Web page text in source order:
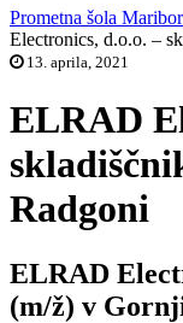
Prometna šola Maribor
Electronics, d.o.o. –
13. aprila, 2021
ELRAD
Radgoni
ELRAD
(m/ž) v